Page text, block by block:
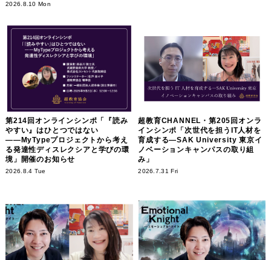
2026.8.10 Mon
第214回オンラインシンポ「『読み
やすい』はひとつではない
――MyTypeプロジェクトから考え
る発達性ディスレクシアと学びの環
境」開催のお知らせ
2026.8.4 Tue
超教育CHANNEL・第205回オンラ
インシンポ「次世代を担うIT人材を
育成する―SAK University 東京イ
ノベーションキャンパスの取り組
み」
2026.7.31 Fri